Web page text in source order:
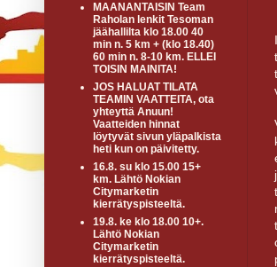
MAANANTAISIN Team
Raholan lenkit Tesoman
jäähallilta klo 18.00 40
min n. 5 km + (klo 18.40)
60 min n. 8-10 km. ELLEI
TOISIN MAINITA!
JOS HALUAT TILATA
TEAMIN VAATTEITA, ota
yhteyttä Anuun!
Vaatteiden hinnat
löytyvät sivun yläpalkista
heti kun on päivitetty.
16.8. su klo 15.00 15+
km. Lähtö Nokian
Citymarketin
kierrätyspisteeltä.
19.8. ke klo 18.00 10+.
Lähtö Nokian
Citymarketin
kierrätyspisteeltä.